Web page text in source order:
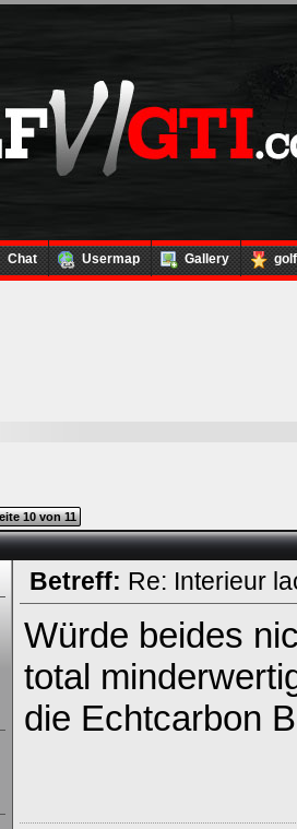
Chat Usermap Gallery
10 von 11
Betreff: Re: Interieur
Würde beides
total
die Echtcarbon